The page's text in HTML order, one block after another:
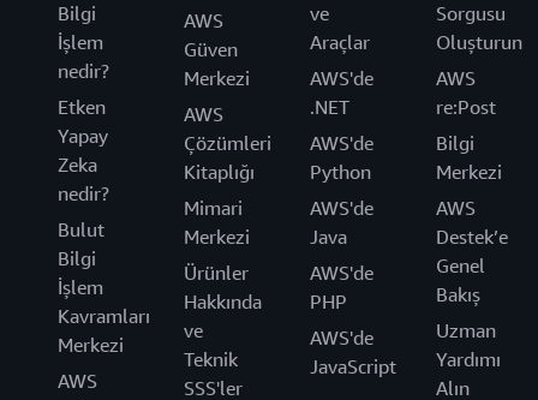
Bilgi
İşlem
nedir?
Etken
Yapay
Zeka
nedir?
Bulut
Bilgi
İşlem
Kavramları
Merkezi
AWS
AWS
Güven
Merkezi
AWS
Çözümleri
Kitaplığı
Mimari
Merkezi
Ürünler
Hakkında
ve
Teknik
SSS'ler
ve
Araçlar
AWS'de
.NET
AWS'de
Python
AWS'de
Java
AWS'de
PHP
AWS'de
JavaScript
Sorgusu
Oluşturun
AWS
re:Post
Bilgi
Merkezi
AWS
Destek’e
Genel
Bakış
Uzman
Yardımı
Alın